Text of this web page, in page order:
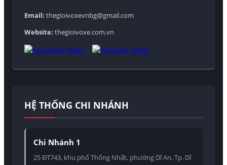
Email: thegioivoxevnbg@gmail.com
Website: thegioivoxe.com.vn
HỆ THỐNG CHI NHÁNH
Chi Nhánh 1
25 ĐT743, khu phố Thống Nhất, phường Dĩ An, Tp. Dĩ